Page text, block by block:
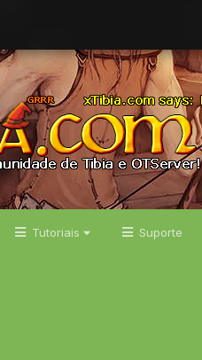
Tutoriais Suporte